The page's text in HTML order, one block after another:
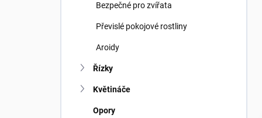
Bezpečné pro zvířata
Převislé pokojové rostliny
Aroidy
Řízky
Květináče
Opory